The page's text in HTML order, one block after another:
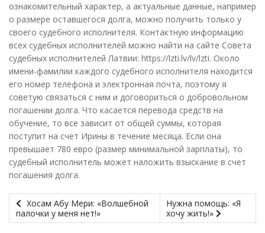
ознакомительный характер, а актуальные данные, например
о размере оставшегося долга, можно получить только у
своего судебного исполнителя. Контактную информацию
всех судебных исполнителей можно найти на сайте Совета
судебных исполнителей Латвии: https://lzti.lv/lv/lzti. Около
имени-фамилии каждого судебного исполнителя находится
его номер телефона и электронная почта, поэтому я
советую связаться с ним и договориться о добровольном
погашении долга. Что касается перевода средств на
обучение, то все зависит от общей суммы, которая
поступит на счет Ирины в течение месяца. Если она
превышает 780 евро (размер минимальной зарплаты), то
судебный исполнитель может наложить взыскание в счет
погашения долга.
Хосам Абу Мери: «Волшебной
палочки у меня нет!»
Нужна помощь: «Я
хочу жить!»